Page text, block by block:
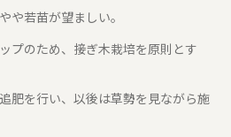
や若苗が望ましい。
プのため、接ぎ木栽培を原則とす
肥を行い、以後は草勢を見ながら施